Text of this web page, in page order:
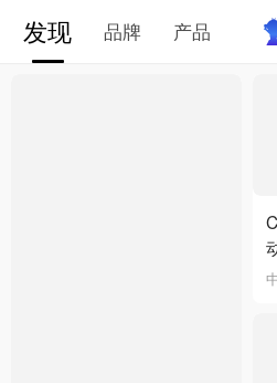
发现 品牌 产品 下拉刷新